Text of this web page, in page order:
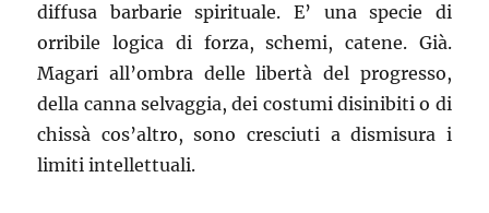
diffusa barbarie spirituale. E’ una specie di
orribile logica di forza, schemi, catene. Già.
Magari all’ombra delle libertà del progresso,
della canna selvaggia, dei costumi disinibiti o di
chissà cos’altro, sono cresciuti a dismisura i
limiti intellettuali.